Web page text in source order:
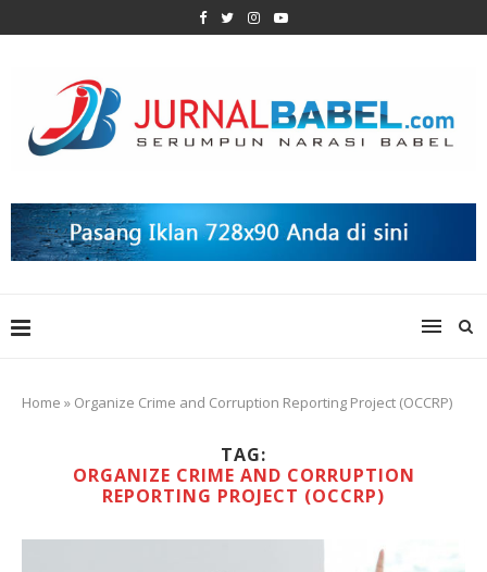
Home » Organize Crime and Corruption Reporting Project (OCCRP)
TAG:
ORGANIZE CRIME AND CORRUPTION
REPORTING PROJECT (OCCRP)